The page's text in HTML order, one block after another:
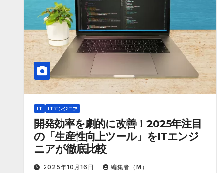
IT ITエンジニア
開発効率を劇的に改善！2025年注目
の「生産性向上ツール」をITエンジ
ニアが徹底比較
2025年10月16日 編集者（M）